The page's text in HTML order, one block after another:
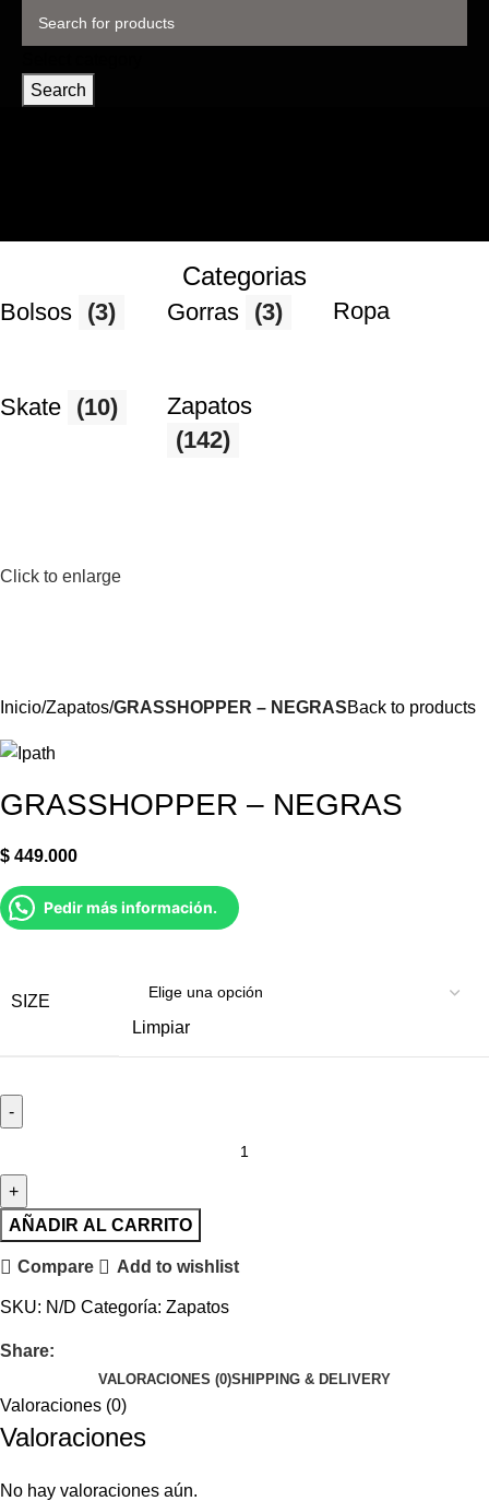
Search
Categorias
Bolsos (3) Gorras (3) Ropa
Skate (10)
Zapatos
(142)
Click to enlarge
Inicio Zapatos GRASSHOPPER – NEGRASBack to products
GRASSHOPPER – NEGRAS
$ 449.000
Pedir más información.
SIZE
Limpiar
AÑADIR AL CARRITO
Compare Add to wishlist
SKU: N/D Categoría: Zapatos
Share:
VALORACIONES (0)SHIPPING & DELIVERY
Valoraciones (0)
Valoraciones
No hay valoraciones aún.